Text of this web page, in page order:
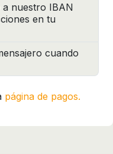
a nuestro IBAN
en tu
cuando
página de pagos.